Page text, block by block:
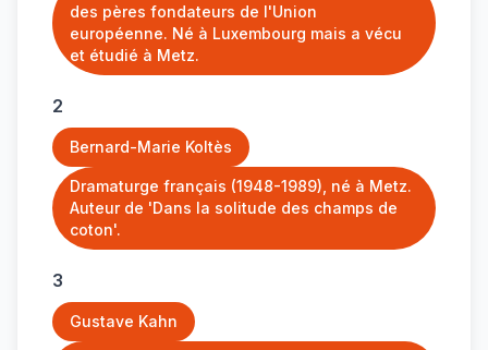
des pères fondateurs de l'Union
européenne. Né à Luxembourg mais a vécu
et étudié à Metz.
2
Bernard-Marie Koltès
Dramaturge français (1948-1989), né à Metz.
Auteur de 'Dans la solitude des champs de
coton'.
3
Gustave Kahn